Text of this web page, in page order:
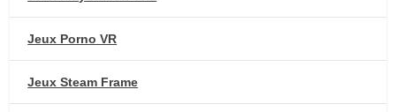
Jeux Porno VR
Jeux Steam Frame